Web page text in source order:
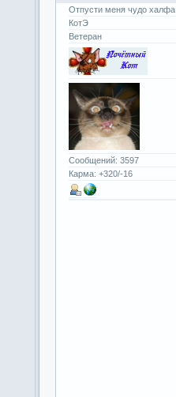
Отпусти меня чудо халфа
КотЭ
Ветеран
Сообщений: 3597
Карма: +320/-16